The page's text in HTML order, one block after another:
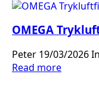
OMEGA
Peter 19/03/2026
Read more